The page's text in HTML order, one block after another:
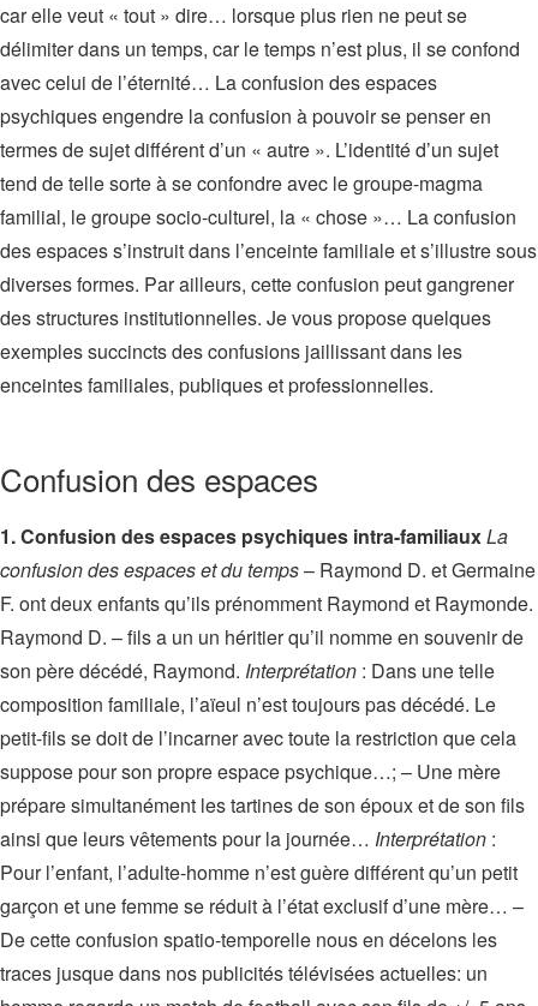
car elle veut « tout » dire… lorsque plus rien ne peut se
délimiter dans un temps, car le temps n’est plus, il se confond
avec celui de l’éternité… La confusion des espaces
psychiques engendre la confusion à pouvoir se penser en
termes de sujet différent d’un « autre ». L’identité d’un sujet
tend de telle sorte à se confondre avec le groupe-magma
familial, le groupe socio-culturel, la « chose »… La confusion
des espaces s’instruit dans l’enceinte familiale et s’illustre sous
diverses formes. Par ailleurs, cette confusion peut gangrener
des structures institutionnelles. Je vous propose quelques
exemples succincts des confusions jaillissant dans les
enceintes familiales, publiques et professionnelles.
Confusion des espaces
1. Confusion des espaces psychiques intra-familiauxLa
confusion des espaces et du temps– Raymond D. et Germaine
F. ont deux enfants qu’ils prénomment Raymond et Raymonde.
Raymond D. – fils a un un héritier qu’il nomme en souvenir de
son père décédé, Raymond. Interprétation : Dans une telle
composition familiale, l’aïeul n’est toujours pas décédé. Le
petit-fils se doit de l’incarner avec toute la restriction que cela
suppose pour son propre espace psychique…; – Une mère
prépare simultanément les tartines de son époux et de son fils
ainsi que leurs vêtements pour la journée… Interprétation :
Pour l’enfant, l’adulte-homme n’est guère différent qu’un petit
garçon et une femme se réduit à l’état exclusif d’une mère… –
De cette confusion spatio-temporelle nous en décelons les
traces jusque dans nos publicités télévisées actuelles: un